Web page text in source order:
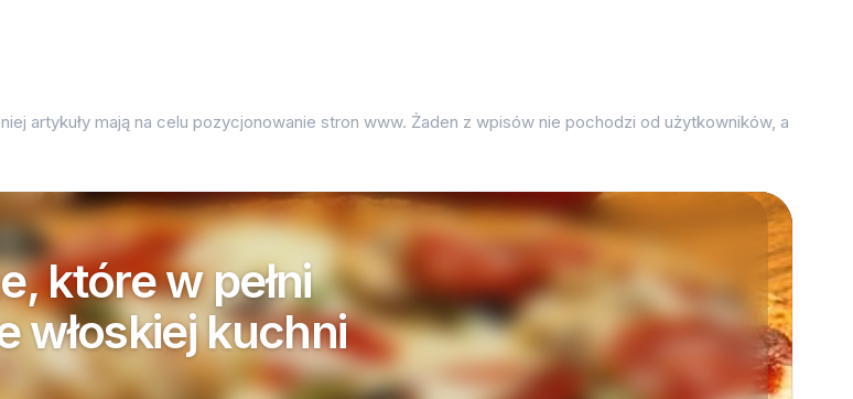
artykuły mają na celu pozycjonowanie stron www. Żaden z wpisów nie pochodzi od użytkowników, a
które w pełni
włoskiej kuchni